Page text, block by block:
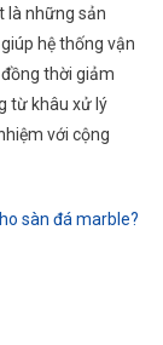
là những sản
hệ thống vận
thời giảm
từ khâu xử lý
với cộng
sàn đá marble?